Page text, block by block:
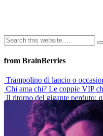
from BrainBerries
Trampolino di lancio o
Chi ama chi? Le coppie VIP
Il ritorno del gigante perduto:
Paola Barale: “La menopausa
“Un sacco bello”: il mito di